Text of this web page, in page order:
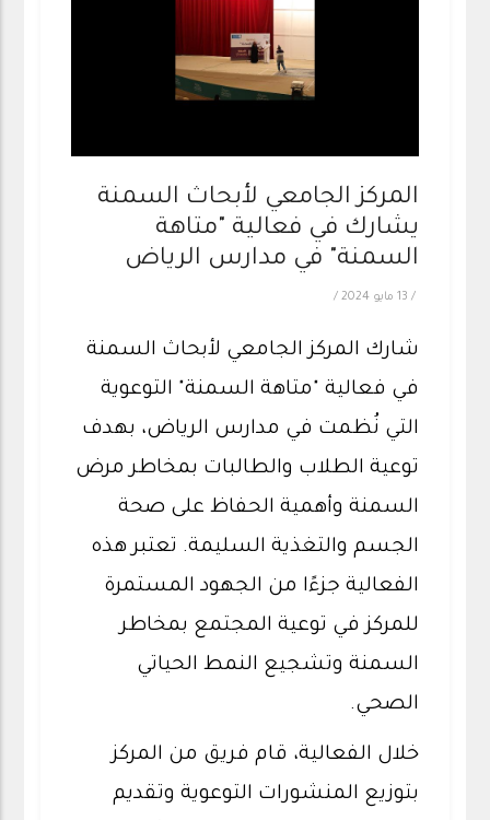
المركز الجامعي لأبحاث السمنة
يشارك في فعالية "متاهة
السمنة" في مدارس الرياض
/ 13 مايو 2024 /
شارك المركز الجامعي لأبحاث السمنة
في فعالية "متاهة السمنة" التوعوية
التي نُظمت في مدارس الرياض، بهدف
توعية الطلاب والطالبات بمخاطر مرض
السمنة وأهمية الحفاظ على صحة
الجسم والتغذية السليمة. تعتبر هذه
الفعالية جزءًا من الجهود المستمرة
للمركز في توعية المجتمع بمخاطر
السمنة وتشجيع النمط الحياتي
الصحي.
خلال الفعالية، قام فريق من المركز
بتوزيع المنشورات التوعوية وتقديم